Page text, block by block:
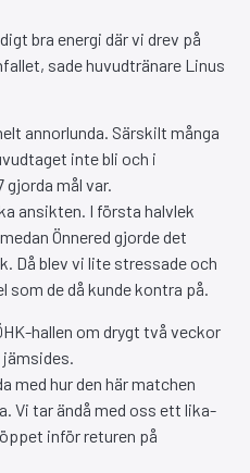
bra energi där vi drev på
sade huvudtränare Linus
annorlunda. Särskilt många
inte bli och i
gjorda mål var.
ansikten. I första halvlek
Önnered gjorde det
Då blev vi lite stressade och
som de då kunde kontra på.
hallen om drygt två veckor
med hur den här matchen
Vi tar ändå med oss ett lika-
inför returen på